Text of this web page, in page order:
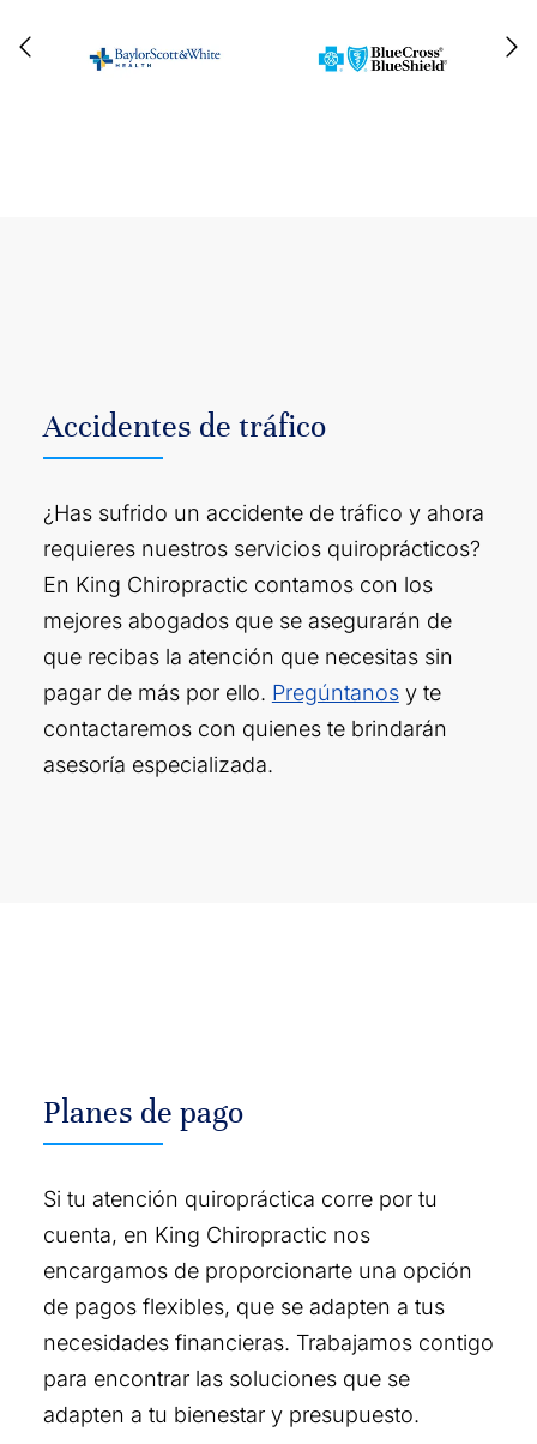
Accidentes de tráfico
¿Has sufrido un accidente de tráfico y ahora
requieres nuestros servicios quiroprácticos?
En King Chiropractic contamos con los
mejores abogados que se asegurarán de
que recibas la atención que necesitas sin
pagar de más por ello. Pregúntanosy te
contactaremos con quienes te brindarán
asesoría especializada.
Planes de pago
Si tu atención quiropráctica corre por tu
cuenta, en King Chiropractic nos
encargamos de proporcionarte una opción
de pagos flexibles, que se adapten a tus
necesidades financieras. Trabajamos contigo
para encontrar las soluciones que se
adapten a tu bienestar y presupuesto.